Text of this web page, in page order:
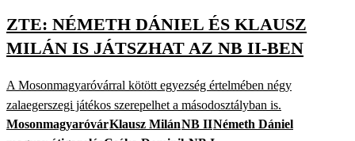
ZTE: NÉMETH DÁNIEL ÉS KLAUSZ
MILÁN IS JÁTSZHAT AZ NB II-BEN
A Mosonmagyaróvárral kötött egyezség értelmében négy
zalaegerszegi játékos szerepelhet a másodosztályban is.
MosonmagyaróvárKlausz MilánNB IINémeth Dániel